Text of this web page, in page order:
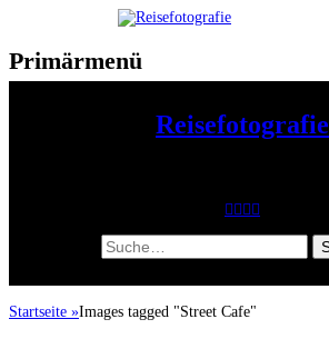
überspringen
Primärmenü
Reisefotografie
Facebook
Vimeo
YouTube
Suche
nach:
Startseite »Images tagged "Street Cafe"